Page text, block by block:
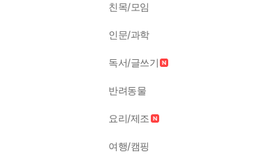
친목/모임
인문/과학
독서/글쓰기
반려동물
요리/제조
여행/캠핑